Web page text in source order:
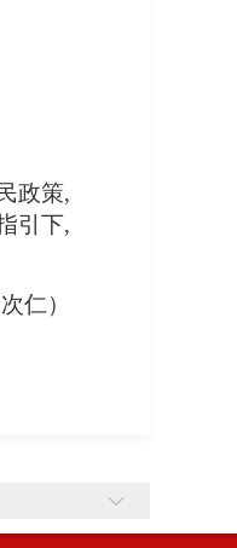
政策,
引下,
仁）